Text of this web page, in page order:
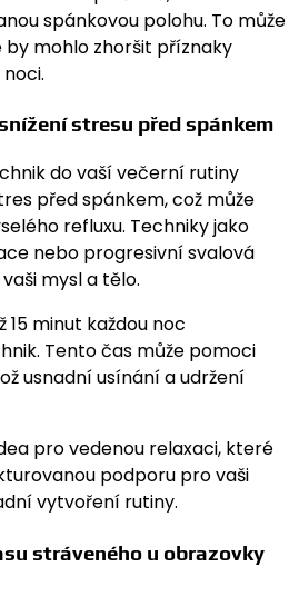
spánkovou polohu. To může
mohlo zhoršit příznaky
stresu před spánkem
do vaší večerní rutiny
před spánkem, což může
refluxu. Techniky jako
nebo progresivní svalová
mysl a tělo.
15 minut každou noc
Tento čas může pomoci
usnadní usínání a udržení
pro vedenou relaxaci, které
podporu pro vaši
vytvoření rutiny.
stráveného u obrazovky